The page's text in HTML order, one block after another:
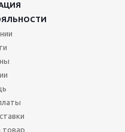
товар